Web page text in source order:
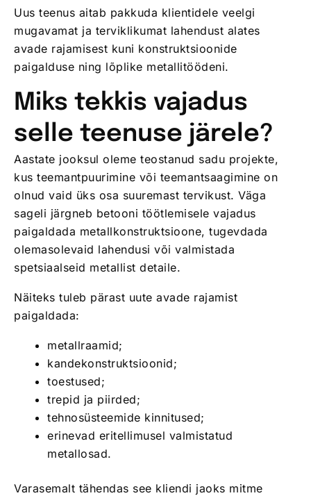
Uus teenus aitab pakkuda klientidele veelgi
mugavamat ja terviklikumat lahendust alates
avade rajamisest kuni konstruktsioonide
paigalduse ning lõplike metallitöödeni.
Miks tekkis vajadus
selle teenuse järele?
Aastate jooksul oleme teostanud sadu projekte,
kus teemantpuurimine või teemantsaagimine on
olnud vaid üks osa suuremast tervikust. Väga
sageli järgneb betooni töötlemisele vajadus
paigaldada metallkonstruktsioone, tugevdada
olemasolevaid lahendusi või valmistada
spetsiaalseid metallist detaile.
Näiteks tuleb pärast uute avade rajamist
paigaldada:
metallraamid;
kandekonstruktsioonid;
toestused;
trepid ja piirded;
tehnosüsteemide kinnitused;
erinevad eritellimusel valmistatud
metallosad.
Varasemalt tähendas see kliendi jaoks mitme